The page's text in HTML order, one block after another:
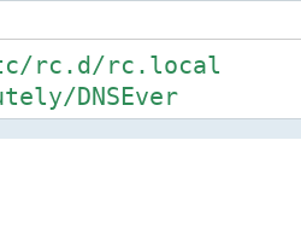
rc.d/rc.local
DNSEver